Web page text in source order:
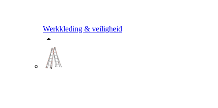
Werkkleding & veiligheid